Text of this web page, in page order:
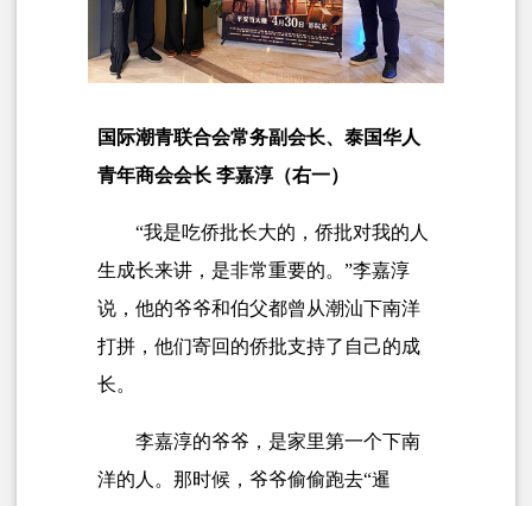
国际潮青联合会常务副会长、泰国华人
青年商会会长 李嘉淳（右一）
“我是吃侨批长大的，侨批对我的人
生成长来讲，是非常重要的。”李嘉淳
说，他的爷爷和伯父都曾从潮汕下南洋
打拼，他们寄回的侨批支持了自己的成
长。
李嘉淳的爷爷，是家里第一个下南
洋的人。那时候，爷爷偷偷跑去“暹